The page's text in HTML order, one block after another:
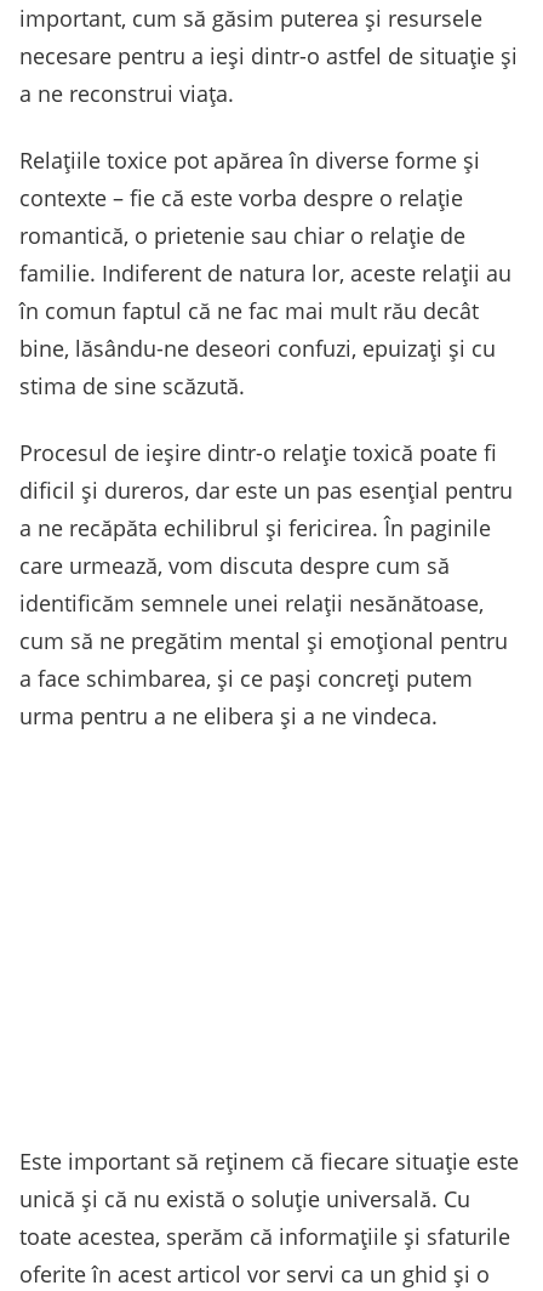
important, cum să găsim puterea și resursele
necesare pentru a ieși dintr-o astfel de situație și
a ne reconstrui viața.
Relațiile toxice pot apărea în diverse forme și
contexte – fie că este vorba despre o relație
romantică, o prietenie sau chiar o relație de
familie. Indiferent de natura lor, aceste relații au
în comun faptul că ne fac mai mult rău decât
bine, lăsându-ne deseori confuzi, epuizați și cu
stima de sine scăzută.
Procesul de ieșire dintr-o relație toxică poate fi
dificil și dureros, dar este un pas esențial pentru
a ne recăpăta echilibrul și fericirea. În paginile
care urmează, vom discuta despre cum să
identificăm semnele unei relații nesănătoase,
cum să ne pregătim mental și emoțional pentru
a face schimbarea, și ce pași concreți putem
urma pentru a ne elibera și a ne vindeca.
Este important să reținem că fiecare situație este
unică și că nu există o soluție universală. Cu
toate acestea, sperăm că informațiile și sfaturile
oferite în acest articol vor servi ca un ghid și o